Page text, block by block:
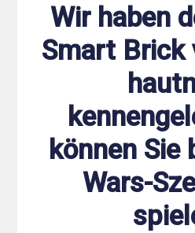
Wir haben
Smart Brick
können Sie
Wars-